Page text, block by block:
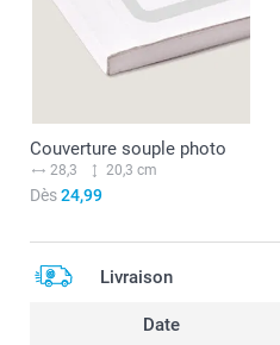
Couverture souple photo
28,3 20,3 cm
Dès24,99
Livraison
Date